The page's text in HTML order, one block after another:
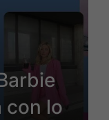
con lo